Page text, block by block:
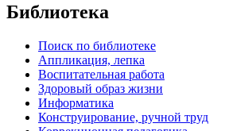
Библиотека
Поиск по библиотеке
Аппликация, лепка
Воспитательная работа
Здоровый образ жизни
Информатика
Конструирование, ручной труд